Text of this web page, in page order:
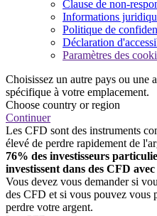
Clause de non-
Informations
Politique de
Déclaration
Paramètres des
Choisissez un autre pays ou une
spécifique à votre emplacement.
Choose country or region
Continuer
Les CFD sont des instruments
élevé de perdre rapidement de
76% des investisseurs
investissent dans des CFD
Vous devez vous demander si
des CFD et si vous pouvez vous
perdre votre argent.